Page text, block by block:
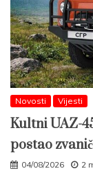
Novosti Vijesti
Kultni UAZ-
postao
04/08/2026 2